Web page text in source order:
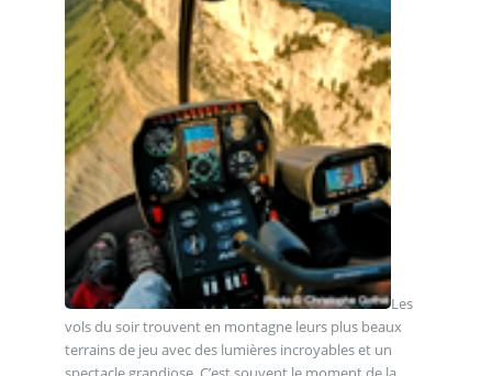
Les
vols du soir trouvent en montagne leurs plus beaux
terrains de jeu avec des lumières incroyables et un